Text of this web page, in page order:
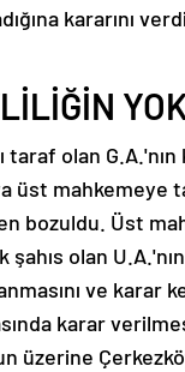
kararını
taraf olan
üst mahkemeye
bozuldu. Üst
şahıs olan
ve karar
karar
üzerine